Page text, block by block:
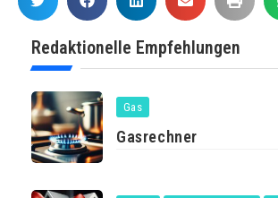
Redaktionelle Empfehlungen
Gas
Gasrechner